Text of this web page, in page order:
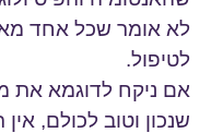
לא אומר שכל אחד
לטיפול.
אם ניקח לדוגמא את
שנכון וטוב לכולם,